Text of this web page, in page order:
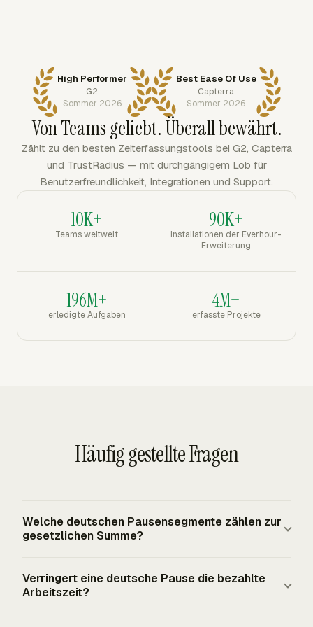
High Performer
G2
Sommer 2026
Best Ease Of Use
Capterra
Sommer 2026
Von Teams geliebt. Überall bewährt.
Zählt zu den besten Zeiterfassungstools bei G2, Capterra
und TrustRadius — mit durchgängigem Lob für
Benutzerfreundlichkeit, Integrationen und Support.
10K+
Teams weltweit
90K+
Installationen der Everhour-
Erweiterung
196M+
erledigte Aufgaben
4M+
erfasste Projekte
Häufig gestellte Fragen
Welche deutschen Pausensegmente zählen zur
gesetzlichen Summe?
mindestens 15 Minuten zählen zur gesetzlichen
Verringert eine deutsche Pause die bezahlte
Arbeitszeit?